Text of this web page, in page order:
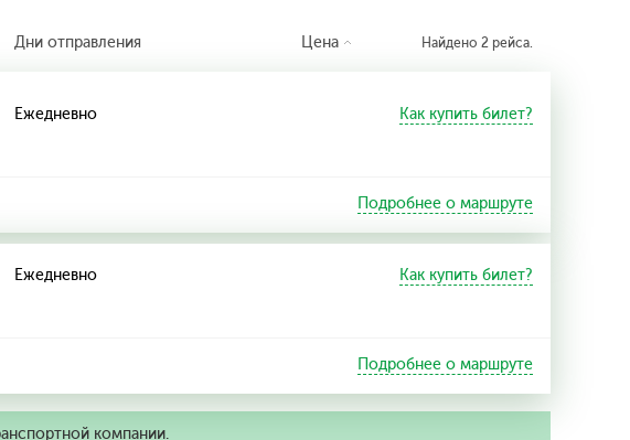
Дни отправления Цена Найдено 2 рейса.
Ежедневно Как купить билет?
Подробнее о маршруте
Ежедневно Как купить билет?
Подробнее о маршруте
компании.